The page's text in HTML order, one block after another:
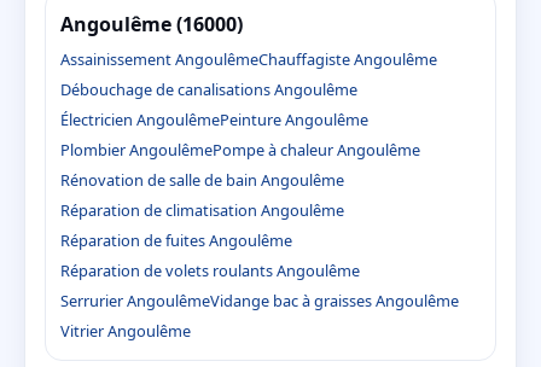
Angoulême (16000)
Assainissement AngoulêmeChauffagiste Angoulême
Débouchage de canalisations Angoulême
Électricien AngoulêmePeinture Angoulême
Plombier AngoulêmePompe à chaleur Angoulême
Rénovation de salle de bain Angoulême
Réparation de climatisation Angoulême
Réparation de fuites Angoulême
Réparation de volets roulants Angoulême
Serrurier AngoulêmeVidange bac à graisses Angoulême
Vitrier Angoulême